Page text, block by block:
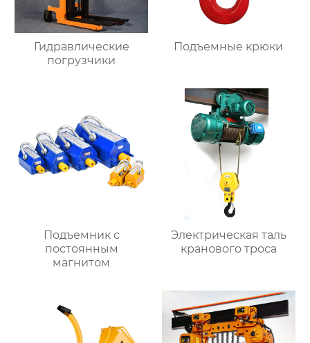
Гидравлические
погрузчики
Подъемные крюки
Подъемник с
постоянным
магнитом
Электрическая таль
кранового троса